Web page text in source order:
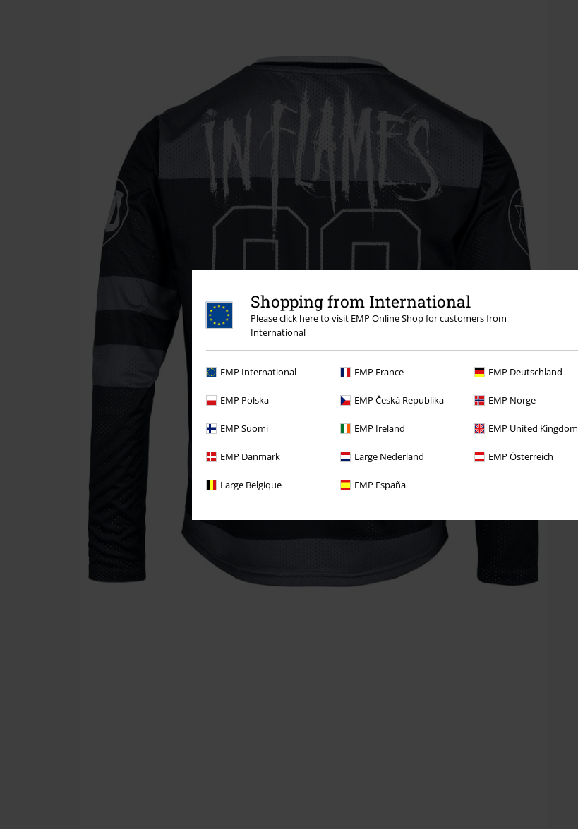
Shopping from International
Please click here to visit EMP Online Shop for customers from
International
EMP International EMP France EMP Deutschland
EMP Polska EMP Česká Republika EMP Norge
EMP Suomi EMP Ireland EMP United Kingdom
EMP Danmark Large Nederland EMP Österreich
Large Belgique EMP España